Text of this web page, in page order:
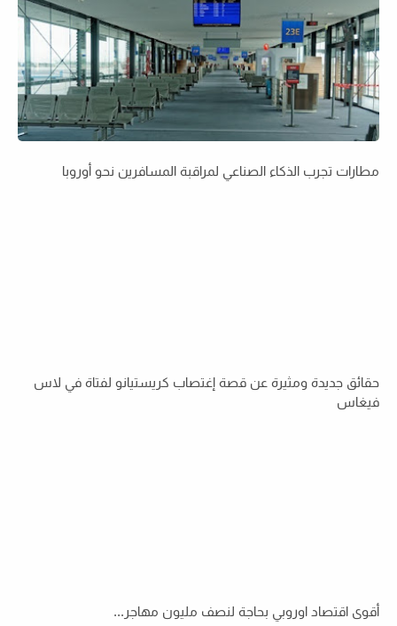
مطارات تجرب الذكاء الصناعي لمراقبة المسافرين نحو أوروبا
حقائق جديدة ومثيرة عن قصة إغتصاب كريستيانو لفتاة في لاس
فيغاس
أقوى اقتصاد اوروبي بحاجة لنصف مليون مهاجر...